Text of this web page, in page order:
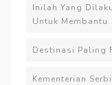
Inilah Yang
Untuk Membantu
Destinasi Paling
Kementerian